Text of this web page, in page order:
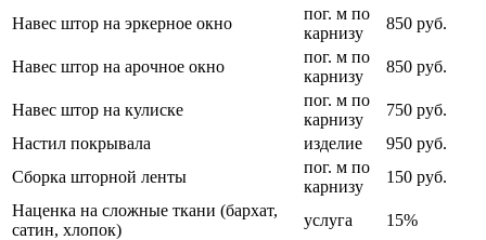
Навес штор на эркерное окно
пог. м по
карнизу
850 руб.
Навес штор на арочное окно
пог. м по
карнизу
850 руб.
Навес штор на кулиске
пог. м по
карнизу
750 руб.
Настил покрывала
изделие
950 руб.
Сборка шторной ленты
пог. м по
карнизу
150 руб.
Наценка на сложные ткани (бархат,
сатин, хлопок)
услуга 15%